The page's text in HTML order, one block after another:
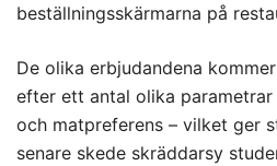
beställningsskärmarna på
De olika erbjudandena
efter ett antal olika
och matpreferens – vilket ger
senare skede skräddarsy